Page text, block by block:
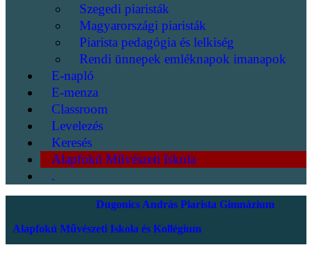
Szegedi piaristák
Magyarországi piaristák
Piarista pedagógia és lelkiség
Rendi ünnepek emléknapok imanapok
E-napló
E-menza
Classroom
Levelezés
Keresés
Alapfokú Művészeti Iskola
.
Dugonics András Piarista Gimnázium
Alapfokú Művészeti Iskola és Kollégium